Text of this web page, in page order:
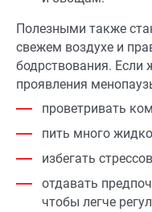
Полезными также
свежем воздухе и
бодрствования.
проявления
проветривать
пить много
избегать
отдавать
чтобы легче